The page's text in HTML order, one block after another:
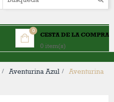
CESTA DE LA COMPRA
0 item(s)
0
> Aventurina Azul > Aventurina